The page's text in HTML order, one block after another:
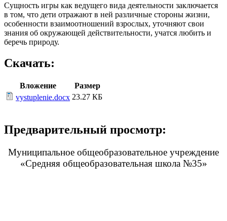
Сущность игры как ведущего вида деятельности заключается
в том, что дети отражают в ней различные стороны жизни,
особенности взаимоотношений взрослых, уточняют свои
знания об окружающей действительности, учатся любить и
беречь природу.
Скачать:
Вложение
Размер
vystuplenie.docx 23.27 КБ
Предварительный просмотр:
Муниципальное общеобразовательное учреждение
«Средняя общеобразовательная школа №35»